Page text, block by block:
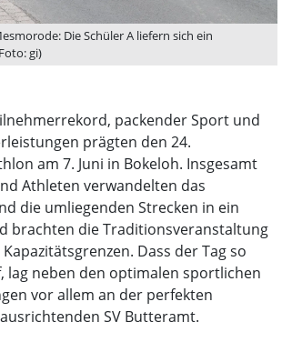
Die Schüler A liefern sich ein
gi)
packender Sport und
prägten den 24.
am 7. Juni in Bokeloh. Insgesamt
Athleten verwandelten das
die umliegenden Strecken in ein
brachten die Traditionsveranstaltung
Dass der Tag so
lag neben den optimalen sportlichen
vor allem an der perfekten
SV Butteramt.